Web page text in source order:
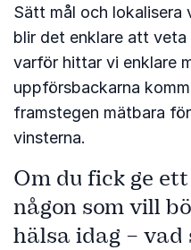
Sätt mål och lokalisera
blir det enklare att
varför hittar vi enklare
uppförsbackarna
framstegen mätbara
vinsterna.
Om du fick ge
någon som vill
hälsa idag – vad